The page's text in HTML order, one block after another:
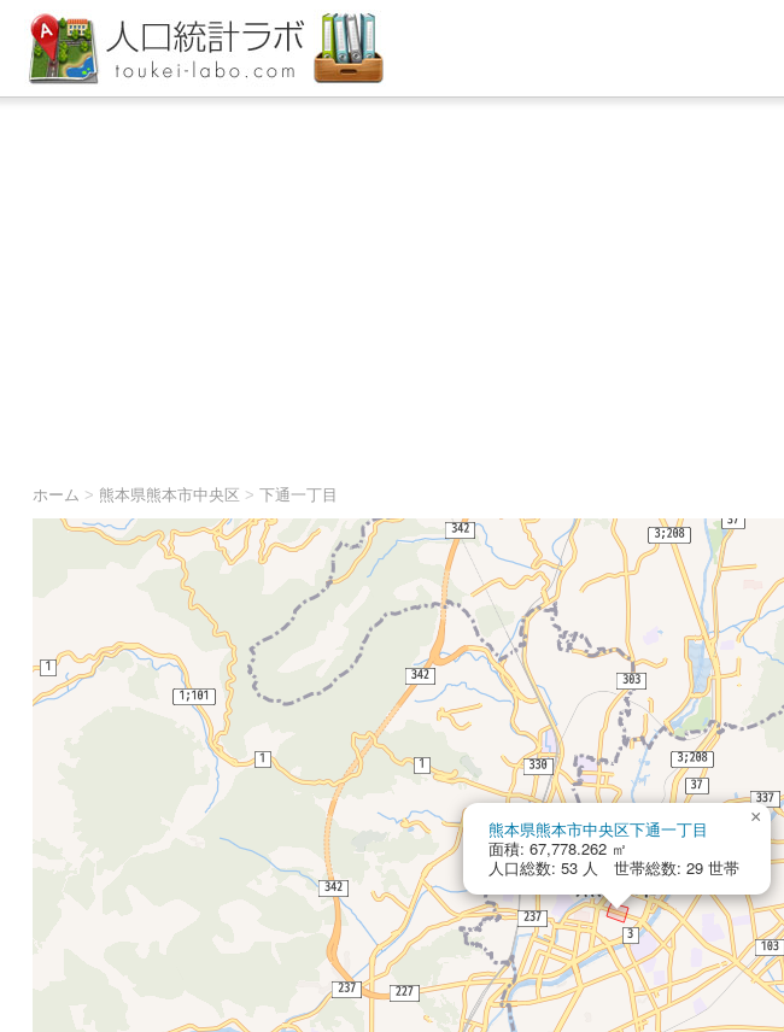
ホーム > 熊本県熊本市中央区 > 下通一丁目
熊本県熊本市中央区下通一丁目
面積: 67,778.262 ㎡
人口総数: 53 人 世帯総数: 29 世帯
×